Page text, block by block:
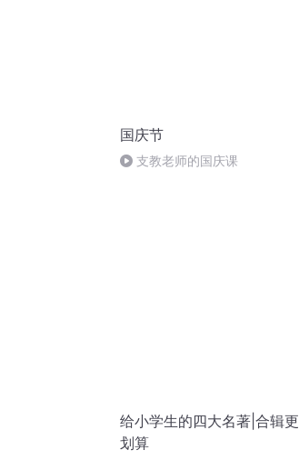
国庆节
支教老师的国庆课
给小学生的四大名著|合辑更
划算